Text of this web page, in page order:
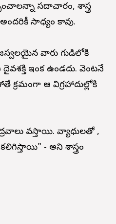
సదాచారం, శాస్త్ర
సాధ్యం కావు.
వారు గుడిలోకి
ఇంక ఉండదు. వెంటనే
క్రమంగా ఆ విగ్రహాదుల్లోకి
వస్తాయి. వ్యాధులతో ,
- అని శాస్త్రం